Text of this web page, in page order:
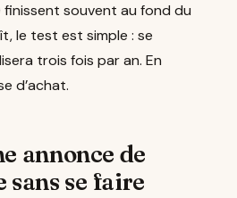
souvent au fond du
le test est simple : se
trois fois par an. En
d’achat.
annonce de
sans se faire